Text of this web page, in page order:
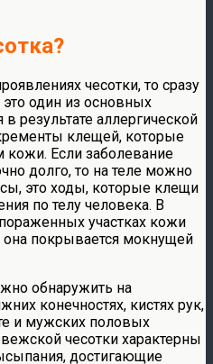
чесотки, то сразу
один из основных
результате аллергической
клещей, которые
Если заболевание
долго, то на теле можно
это ходы, которые клещи
по телу человека. В
участках кожи
покрывается мокнущей
обнаружить на
конечностях, кистях рук,
и мужских половых
чесотки характерны
достигающие